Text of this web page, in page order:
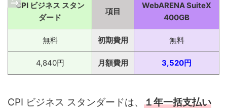
CPI ビジネス スタン
ダード
項目
WebARENA SuiteX
400GB
無料 初期費用 無料
4,840円 月額費用 3,520円
CPI ビジネス スタンダードは、 １年一括支払い